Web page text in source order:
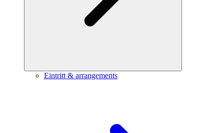
Eintritt & arrangements